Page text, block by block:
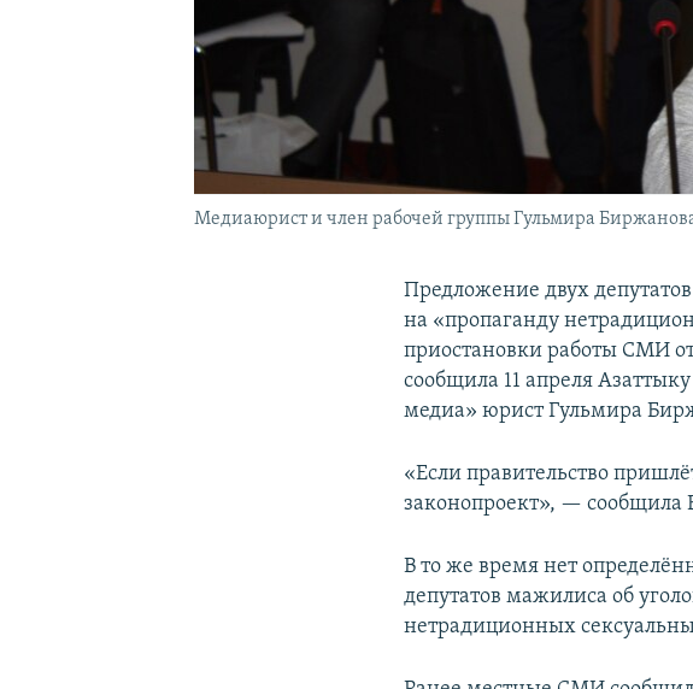
Медиаюрист и член рабочей группы Гульмира
Предложение двух
на «пропаганду
приостановки работы СМИ
сообщила 11 апреля
медиа» юрист Гульмира
«Если правительство
законопроект», — сообщила
В то же время нет
депутатов мажилиса об
нетрадиционных